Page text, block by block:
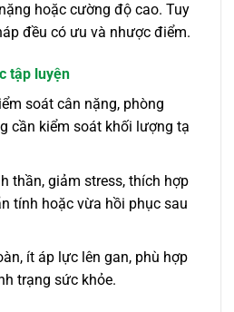
hoặc cường độ cao. Tuy
đều có ưu và nhược điểm.
tập luyện
soát cân nặng, phòng
cần kiểm soát khối lượng tạ
thần, giảm stress, thích hợp
tính hoặc vừa hồi phục sau
ít áp lực lên gan, phù hợp
trạng sức khỏe.